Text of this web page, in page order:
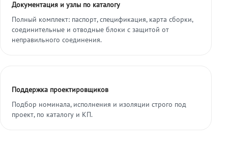
Документация и узлы по каталогу
Полный комплект: паспорт, спецификация, карта сборки,
соединительные и отводные блоки с защитой от
неправильного соединения.
Поддержка проектировщиков
Подбор номинала, исполнения и изоляции строго под
проект, по каталогу и КП.